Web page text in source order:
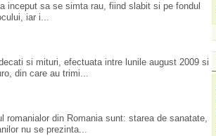
inceput sa se simta rau, fiind slabit si pe fondul
iar i...
si mituri, efectuata intre lunile august 2009 si
din care au trimi...
romanialor din Romania sunt: starea de sanatate,
nu se prezinta...